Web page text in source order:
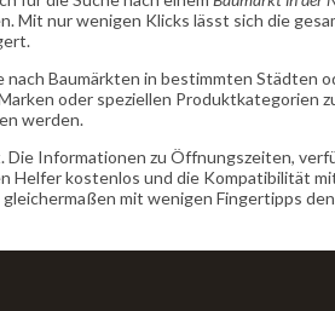
Mit nur wenigen Klicks lässt sich die
Baumärkten in bestimmten Städten
oder speziellen Produktkategorien
werden.
Informationen zu Öffnungszeiten,
kostenlos und die Kompatibilität
mit wenigen Fingertipps